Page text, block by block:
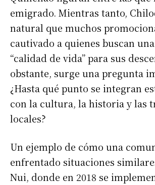
emigrado. Mientras tanto,
natural que muchos
cautivado a quienes buscan
“calidad de vida” para sus
obstante, surge una pregunta
¿Hasta qué punto se integran
con la cultura, la historia y las
locales?
Un ejemplo de cómo una
enfrentado situaciones
Nui, donde en 2018 se